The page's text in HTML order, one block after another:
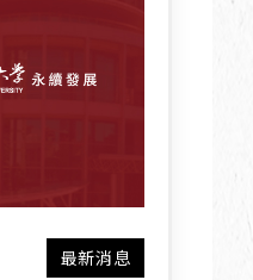
最新消息